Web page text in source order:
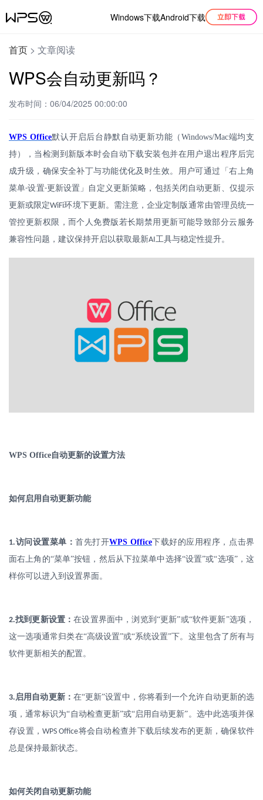
Windows下载Android下载
首页 > 文章阅读
WPS会自动更新吗？
发布时间：06/04/2025 00:00:00
WPS Office默认开启后台静默自动更新功能（ Windows/Mac端均支
持），当检测到新版本时会自动下载安装包并在用户退出程序后完
成升级，确保安全补丁与功能优化及时生效。用户可通过「右上角
菜单-设置-更新设置」自定义更新策略，包括关闭自动更新、仅提示
更新或限定WiFi环境下更新。需注意，企业定制版通常由管理员统一
管控更新权限，而个人免费版若长期禁用更新可能导致部分云服务
兼容性问题，建议保持开启以获取最新AI工具与稳定性提升。
WPS Office自动更新的设置方法
如何启用自动更新功能
1.访问设置菜单：首先打开WPS Office下载好的应用程序，点击界
面右上角的“菜单”按钮，然后从下拉菜单中选择“设置”或“选项”，这
样你可以进入到设置界面。
2.找到更新设置：在设置界面中，浏览到 “更新”或“软件更新”选项，
这一选项通常归类在“高级设置”或“系统设置”下。这里包含了所有与
软件更新相关的配置。
3.启用自动更新： 在“更新”设置中，你将看到一个允许自动更新的选
项，通常标识为“自动检查更新”或“启用自动更新”。选中此选项并保
存设置，WPS Office将会自动检查并下载后续发布的更新，确保软件
总是保持最新状态。
如何关闭自动更新功能